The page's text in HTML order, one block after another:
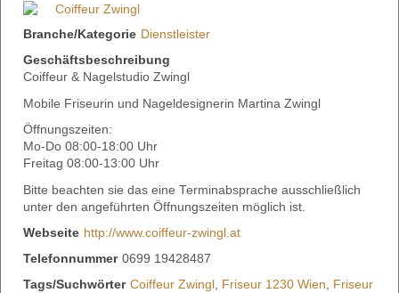
Branche/Kategorie Dienstleister
Geschäftsbeschreibung
Coiffeur & Nagelstudio Zwingl
Mobile Friseurin und Nageldesignerin Martina Zwingl
Öffnungszeiten:
Mo-Do 08:00-18:00 Uhr
Freitag 08:00-13:00 Uhr
Bitte beachten sie das eine Terminabsprache ausschließlich
unter den angeführten Öffnungszeiten möglich ist.
Webseite http://www.coiffeur-zwingl.at
Telefonnummer 0699 19428487
Tags/Suchwörter Coiffeur Zwingl , Friseur 1230 Wien, Friseur